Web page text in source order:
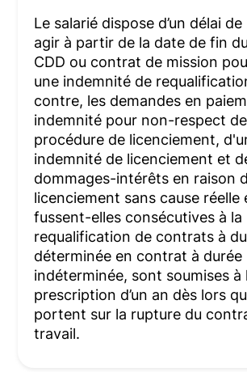
Le salarié dispose d’un délai
agir à partir de la date de fin
CDD ou contrat de mission
une indemnité de
contre, les demandes en
indemnité pour non-respect
procédure de licenciement,
indemnité de licenciement et
dommages-intérêts en raison
licenciement sans cause réelle
fussent-elles consécutives à la
requalification de contrats à
déterminée en contrat à durée
indéterminée, sont soumises à
prescription d’un an dès lors
portent sur la rupture du
travail.